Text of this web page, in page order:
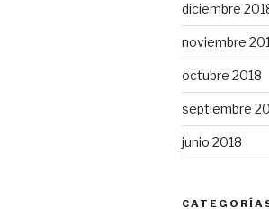
diciembre
noviembre
octubre 2018
septiembre
junio 2018